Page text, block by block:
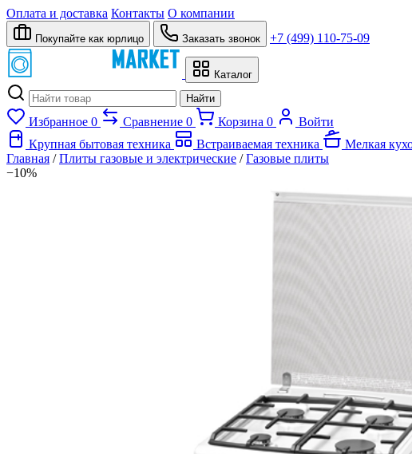
Оплата и доставка Контакты О компании
Покупайте как юрлицо Заказать звонок +7 (499) 110-75-09
Каталог
Найти
Избранное 0 Сравнение 0 Корзина 0
Войти
Крупная бытовая техника
Встраиваемая техника Мелкая
Главная / Плиты газовые и электрические / Газовые плиты
−10%